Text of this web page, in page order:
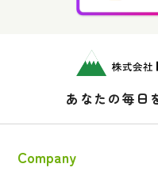
あなたの毎日
Company